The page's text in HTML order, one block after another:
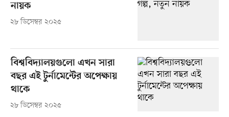
নায়ক
২৮ ডিসেম্বর ২০২৫
বিশ্ববিদ্যালয়গুলো এখন সারা
বছর এই টুর্নামেন্টের অপেক্ষায়
থাকে
২৮ ডিসেম্বর ২০২৫